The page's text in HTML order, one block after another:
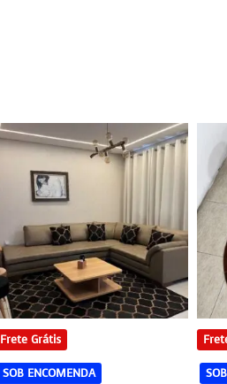
Frete Grátis
SOB ENCOMENDA